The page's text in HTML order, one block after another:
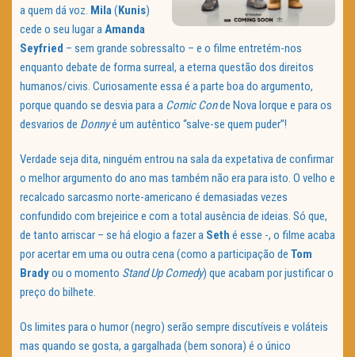
a quem dá voz. Mila(Kunis)
cede o seu lugar aAmanda
Seyfried – sem grande sobressalto – e o filme entretém-nos
enquanto debate de forma surreal, a eterna questão dos direitos
humanos/civis. Curiosamente essa é a parte boa do argumento,
porque quando se desvia para a Comic Conde Nova Iorque e para os
desvarios de Donnyé um autêntico “salve-se quem puder”!
Verdade seja dita, ninguém entrou na sala da expetativa de confirmar
o melhor argumento do ano mas também não era para isto. O velho e
recalcado sarcasmo norte-americano é demasiadas vezes
confundido com brejeirice e com a total ausência de ideias. Só que,
de tanto arriscar – se há elogio a fazer a Seth é esse -, o filme acaba
por acertar em uma ou outra cena (como a participação de Tom
Bradyou o momento Stand Up Comedy) que acabam por justificar o
preço do bilhete.
Os limites para o humor (negro) serão sempre discutíveis e voláteis
mas quando se gosta, a gargalhada (bem sonora) é o único